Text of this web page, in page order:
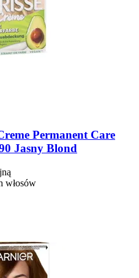
Permanent Care
Jasny Blond
włosów